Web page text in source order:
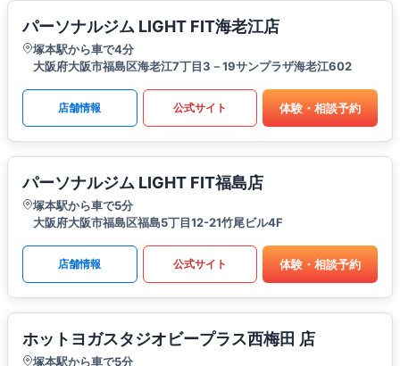
パーソナルジム LIGHT FIT海老江店
塚本駅から車で4分
大阪府大阪市福島区海老江7丁目3－19サンプラザ海老江602
店舗情報 公式サイト 体験・相談予約
パーソナルジム LIGHT FIT福島店
塚本駅から車で5分
大阪府大阪市福島区福島5丁目12-21竹尾ビル4F
店舗情報 公式サイト 体験・相談予約
ホットヨガスタジオビープラス西梅田 店
塚本駅から車で5分